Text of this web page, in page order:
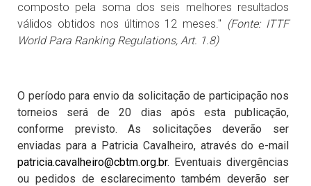
composto pela soma dos seis melhores resultados
válidos obtidos nos últimos 12 meses." (Fonte: ITTF
World Para Ranking Regulations, Art. 1.8)
O período para envio da solicitação de participação nos
torneios será de 20 dias após esta publicação,
conforme previsto. As solicitações deverão ser
enviadas para a Patricia Cavalheiro, através do e-mail
patricia.cavalheiro@cbtm.org.br. Eventuais divergências
ou pedidos de esclarecimento também deverão ser